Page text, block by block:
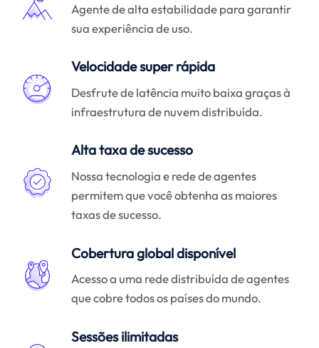
Agente de alta estabilidade para garantir
sua experiência de uso.
Velocidade super rápida
Desfrute de latência muito baixa graças à
infraestrutura de nuvem distribuída.
Alta taxa de sucesso
Nossa tecnologia e rede de agentes
permitem que você obtenha as maiores
taxas de sucesso.
Cobertura global disponível
Acesso a uma rede distribuída de agentes
que cobre todos os países do mundo.
Sessões ilimitadas